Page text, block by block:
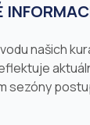
našich
sezóny